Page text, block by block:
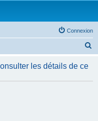
Connexion
h
les détails de ce